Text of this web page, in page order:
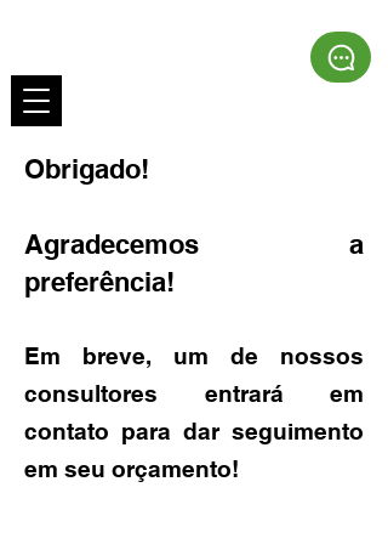
Obrigado!
Agradecemos a
preferência!
Em breve, um de nossos
consultores entrará em
contato para dar seguimento
em seu orçamento!